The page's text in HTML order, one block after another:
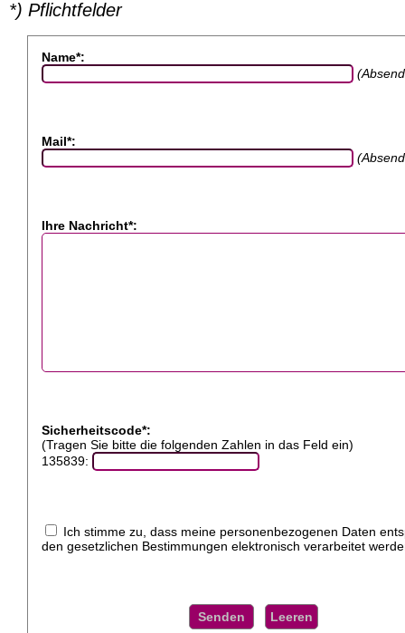
*) Pflichtfelder
Name*:
Mail*:
Ihre Nachricht*:
Sicherheitscode*:
(Tragen Sie bitte die folgenden Zahlen in das Feld ein)
135839:
Ich stimme zu, dass meine personenbezogenen Daten
den gesetzlichen Bestimmungen elektronisch verarbeitet